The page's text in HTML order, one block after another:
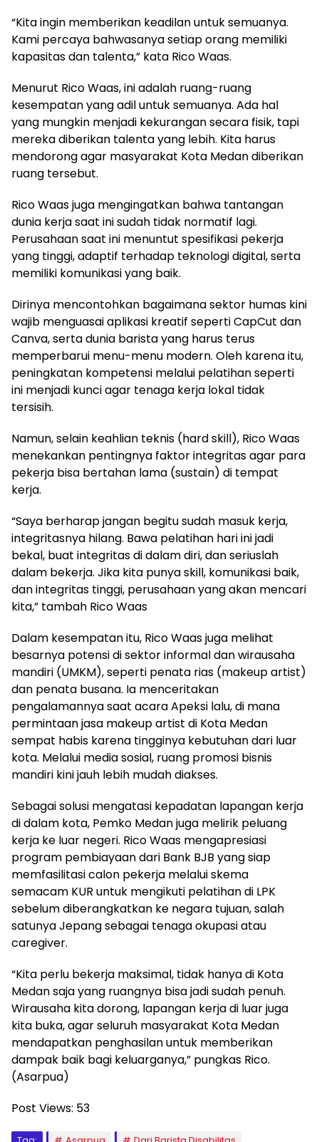
“Kita ingin memberikan keadilan untuk semuanya.
Kami percaya bahwasanya setiap orang memiliki
kapasitas dan talenta,” kata Rico Waas.
Menurut Rico Waas, ini adalah ruang-ruang
kesempatan yang adil untuk semuanya. Ada hal
yang mungkin menjadi kekurangan secara fisik, tapi
mereka diberikan talenta yang lebih. Kita harus
mendorong agar masyarakat Kota Medan diberikan
ruang tersebut.
Rico Waas juga mengingatkan bahwa tantangan
dunia kerja saat ini sudah tidak normatif lagi.
Perusahaan saat ini menuntut spesifikasi pekerja
yang tinggi, adaptif terhadap teknologi digital, serta
memiliki komunikasi yang baik.
Dirinya mencontohkan bagaimana sektor humas kini
wajib menguasai aplikasi kreatif seperti CapCut dan
Canva, serta dunia barista yang harus terus
memperbarui menu-menu modern. Oleh karena itu,
peningkatan kompetensi melalui pelatihan seperti
ini menjadi kunci agar tenaga kerja lokal tidak
tersisih.
Namun, selain keahlian teknis (hard skill), Rico Waas
menekankan pentingnya faktor integritas agar para
pekerja bisa bertahan lama (sustain) di tempat
kerja.
“Saya berharap jangan begitu sudah masuk kerja,
integritasnya hilang. Bawa pelatihan hari ini jadi
bekal, buat integritas di dalam diri, dan seriuslah
dalam bekerja. Jika kita punya skill, komunikasi baik,
dan integritas tinggi, perusahaan yang akan mencari
kita,” tambah Rico Waas
Dalam kesempatan itu, Rico Waas juga melihat
besarnya potensi di sektor informal dan wirausaha
mandiri (UMKM), seperti penata rias (makeup artist)
dan penata busana. Ia menceritakan
pengalamannya saat acara Apeksi lalu, di mana
permintaan jasa makeup artist di Kota Medan
sempat habis karena tingginya kebutuhan dari luar
kota. Melalui media sosial, ruang promosi bisnis
mandiri kini jauh lebih mudah diakses.
Sebagai solusi mengatasi kepadatan lapangan kerja
di dalam kota, Pemko Medan juga melirik peluang
kerja ke luar negeri. Rico Waas mengapresiasi
program pembiayaan dari Bank BJB yang siap
memfasilitasi calon pekerja melalui skema
semacam KUR untuk mengikuti pelatihan di LPK
sebelum diberangkatkan ke negara tujuan, salah
satunya Jepang sebagai tenaga okupasi atau
caregiver.
“Kita perlu bekerja maksimal, tidak hanya di Kota
Medan saja yang ruangnya bisa jadi sudah penuh.
Wirausaha kita dorong, lapangan kerja di luar juga
kita buka, agar seluruh masyarakat Kota Medan
mendapatkan penghasilan untuk memberikan
dampak baik bagi keluarganya,” pungkas Rico.
(Asarpua)
Post Views: 53